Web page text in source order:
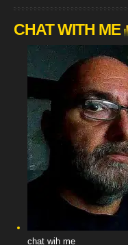
CHAT WITH ME
chat wih me